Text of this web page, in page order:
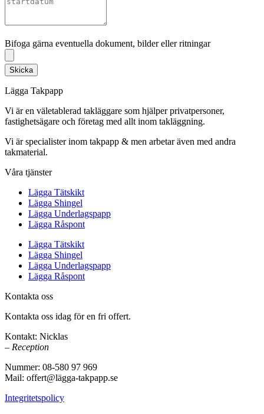
Bifoga gärna eventuella dokument, bilder eller ritningar
Skicka
Lägga Takpapp
Vi är en väletablerad takläggare som hjälper privatpersoner,
fastighetsägare och företag med allt inom takläggning.
Vi är specialister inom takpapp & men arbetar även med andra
takmaterial.
Våra tjänster
Lägga Tätskikt
Lägga Shingel
Lägga Underlagspapp
Lägga Råspont
Lägga Tätskikt
Lägga Shingel
Lägga Underlagspapp
Lägga Råspont
Kontakta oss
Kontakta oss idag för en fri offert.
Kontakt: Nicklas
– Reception
Nummer: 08-580 97 969
Mail: offert@lägga-takpapp.se
Integritetspolicy